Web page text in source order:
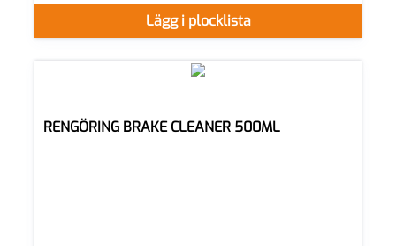
Lägg i plocklista
RENGÖRING BRAKE CLEANER 500ML